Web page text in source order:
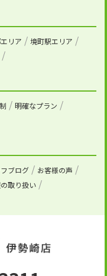
リア
境町駅エリア
明確なプラン
ブログ
お客様の声
取り扱い